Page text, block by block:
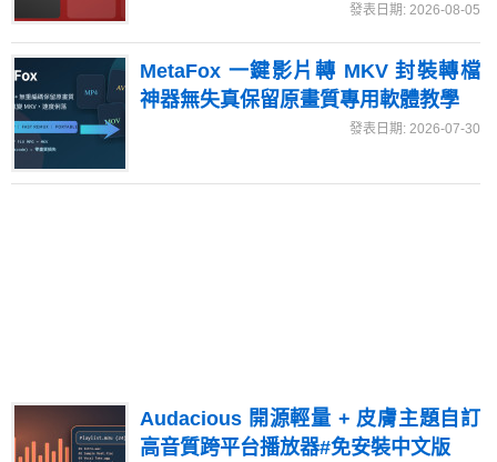
發表日期: 2026-08-05
MetaFox 一鍵影片轉 MKV 封裝轉檔
神器無失真保留原畫質專用軟體教學
發表日期: 2026-07-30
Audacious 開源輕量 + 皮膚主題自訂
高音質跨平台播放器#免安裝中文版